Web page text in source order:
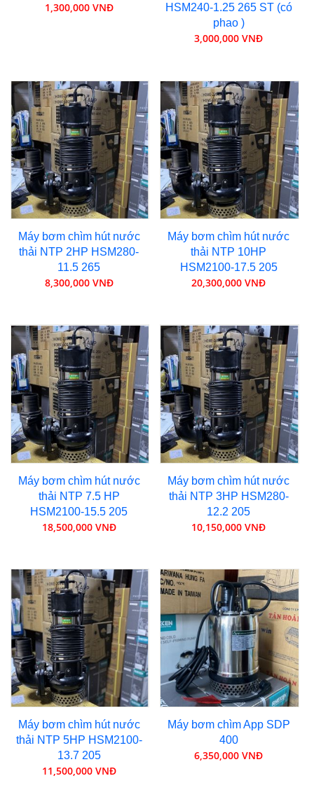
1,300,000 VNĐ
HSM240-1.25 265 ST (có
phao )
3,000,000 VNĐ
Máy bơm chìm hút nước
thải NTP 2HP HSM280-
11.5 265
8,300,000 VNĐ
Máy bơm chìm hút nước
thải NTP 10HP
HSM2100-17.5 205
20,300,000 VNĐ
Máy bơm chìm hút nước
thải NTP 7.5 HP
HSM2100-15.5 205
18,500,000 VNĐ
Máy bơm chìm hút nước
thải NTP 3HP HSM280-
12.2 205
10,150,000 VNĐ
Máy bơm chìm hút nước
thải NTP 5HP HSM2100-
13.7 205
11,500,000 VNĐ
Máy bơm chìm App SDP
400
6,350,000 VNĐ